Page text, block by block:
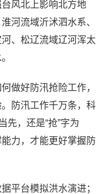
风北上影响北方地
河流域沂沭泗水系、
、松辽流域辽河浑太
做好防汛抢险工作，
防汛工作千万条，科
先，还是“抢”字为
力，才能更好掌握防
平台模拟洪水演进；